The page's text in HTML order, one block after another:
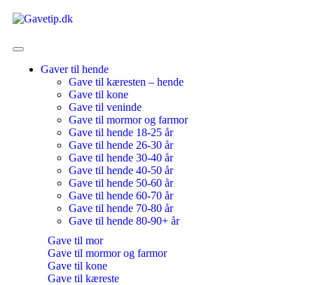
Gaver til hende
Gave til kæresten – hende
Gave til kone
Gave til veninde
Gave til mormor og farmor
Gave til hende 18-25 år
Gave til hende 26-30 år
Gave til hende 30-40 år
Gave til hende 40-50 år
Gave til hende 50-60 år
Gave til hende 60-70 år
Gave til hende 70-80 år
Gave til hende 80-90+ år
Gave til mor
Gave til mormor og farmor
Gave til kone
Gave til kæreste